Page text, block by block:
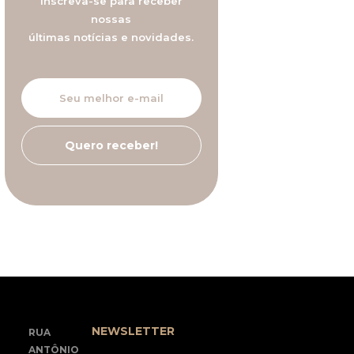
nossas
últimas notícias e novidades.
RUA
ANTÔNIO
NEWSLETTER